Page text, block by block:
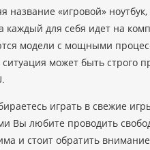
название «игровой»
каждый для себя идет на
модели с мощными
может быть строго
играть в свежие
Вы любите проводить
и стоит обратить